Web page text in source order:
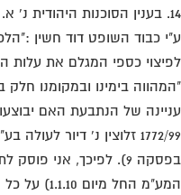
14. בענין הסוכנות היהודית נ'
כבוד השופט דוד חשין
כספי המגלם את עלות
בימינו ובמקומנו חלק
של הנתבעת האם
המע"מ החל